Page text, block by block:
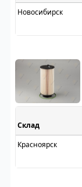
Новосибирск
Склад
Красноярск